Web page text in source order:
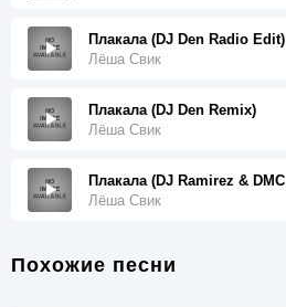
Плакала (DJ Den Radio Edit)
Лёша Свик
Плакала (DJ Den Remix)
Лёша Свик
Лёша Свик
Похожие песни